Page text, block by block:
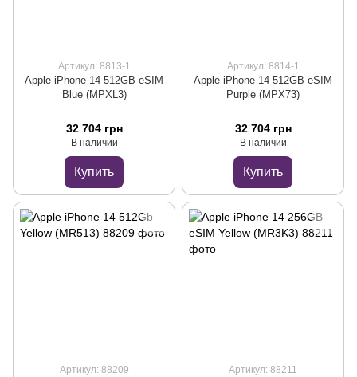
Артикул: 8813-1
Apple iPhone 14 512GB eSIM
Blue (MPXL3)
32 704 грн
В наличии
Купить
Артикул: 8814-1
Apple iPhone 14 512GB eSIM
Purple (MPX73)
32 704 грн
В наличии
Купить
Артикул: 88209 Артикул: 88211